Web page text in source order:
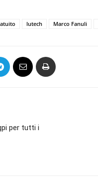
lutech Marco Fanuli
per tutti i